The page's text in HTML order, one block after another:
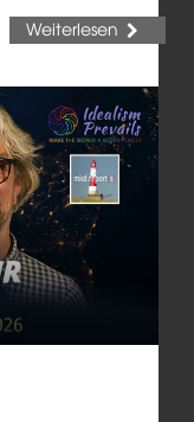
Weiterlesen